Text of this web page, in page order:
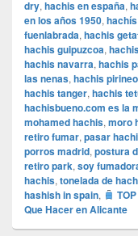
dry, hachis en españa,
en los años 1950,
fuenlabrada, hachis
hachis guipuzcoa,
hachis navarra, hachis
las nenas, hachis
hachis tanger, hachis
hachisbueno.com es la
mohamed hachis, moro
retiro fumar, pasar
porros madrid, postura
retiro park, soy
hachis, tonelada de
hashish in spain,
Que Hacer en Alicante